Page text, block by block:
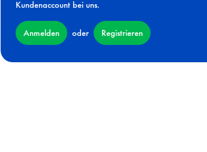
Kundenaccount bei uns.
Anmelden oder Registrieren